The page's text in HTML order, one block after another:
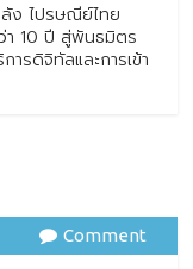
ง ไปรษณีย์ไทย
า 10 ปี สู่พันธมิตร
รดิจิทัลและการเข้า
Comment